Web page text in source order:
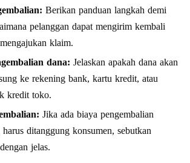
Berikan panduan langkah demi
pelanggan dapat mengirim kembali
klaim.
dana: Jelaskan apakah dana akan
ke rekening bank, kartu kredit, atau
kredit toko.
Jika ada biaya pengembalian
ditanggung konsumen, sebutkan
jelas.